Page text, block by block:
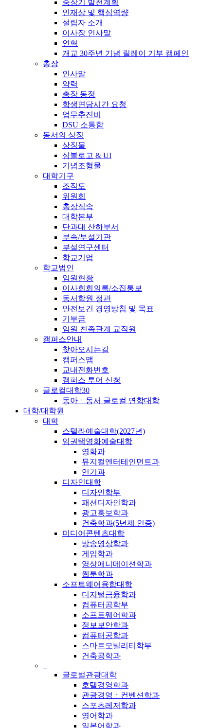
중장기 발전계획
인재상 및 핵심역량
설립자 소개
이사장 인사말
연혁
개교 30주년 기념 릴레이 기부 캠페인
총장
인사말
약력
총장 동정
학생면담시간 요청
업무추진비
DSU 소통함
동서의 상징
상징물
심볼로고 & UI
기념조형물
대학기구
조직도
위원회
총장직속
대학본부
단과대 산하부서
부속/부설기관
부설연구센터
학교기업
학교법인
임원현황
이사회회의록/소집통보
동서학원 정관
안전보건 경영방침 및 목표
기부금
임원 친족관계 교직원
캠퍼스안내
찾아오시는길
캠퍼스맵
교내전화번호
캠퍼스 투어 신청
글로컬대학30
동아ㆍ동서 글로컬 연합대학
대학/대학원
대학
스텔라예술대학(2027년)
임권택영화예술대학
영화과
뮤지컬엔터테인먼트과
연기과
디자인대학
디자인학부
패션디자인학과
광고홍보학과
건축학과(5년제 인증)
미디어콘텐츠대학
방송영상학과
게임학과
영상애니메이션학과
웹툰학과
소프트웨어융합대학
디지털금융학과
컴퓨터공학부
소프트웨어학과
정보보안학과
컴퓨터공학과
스마트모빌리티학부
건축공학과
글로벌관광대학
호텔경영학과
관광경영ㆍ컨벤션학과
스포츠레저학과
영어학과
일본어학과